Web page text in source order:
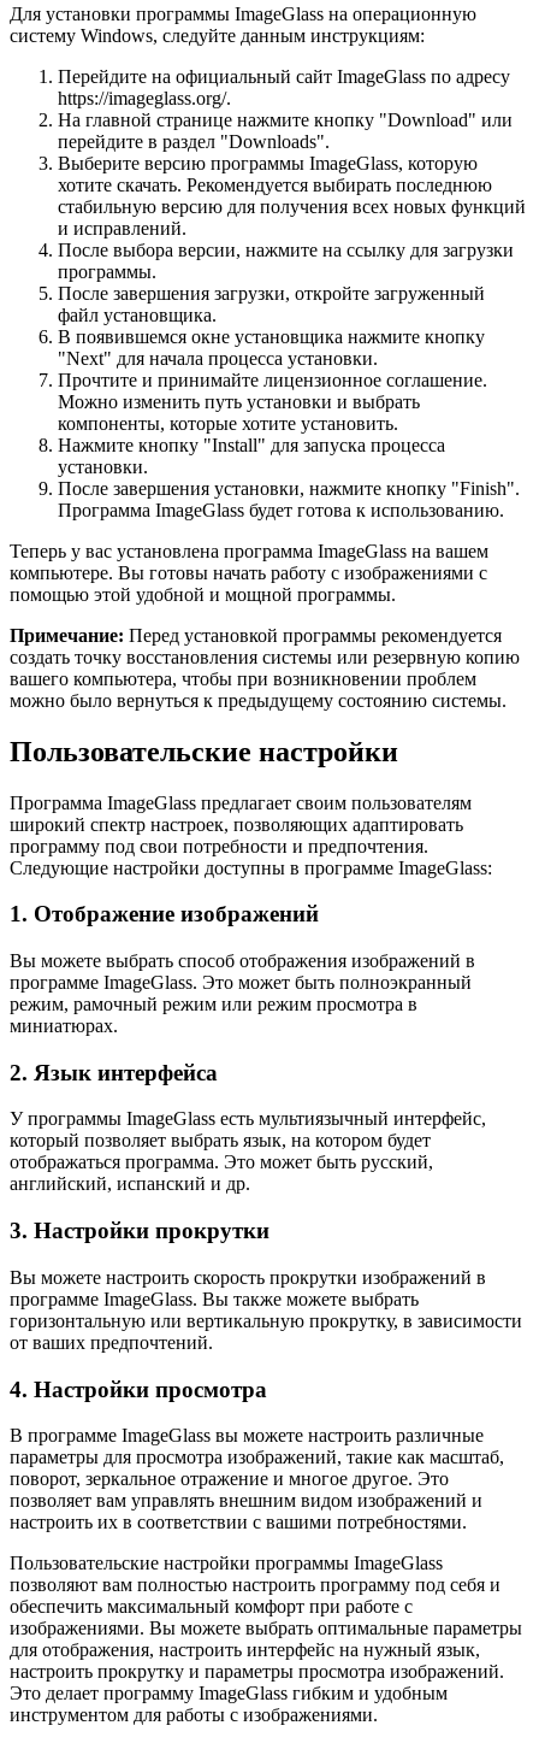
Для установки программы ImageGlass на операционную
систему Windows, следуйте данным инструкциям:
Перейдите на официальный сайт ImageGlass по адресу
https://imageglass.org/.
На главной странице нажмите кнопку "Download" или
перейдите в раздел "Downloads".
Выберите версию программы ImageGlass, которую
хотите скачать. Рекомендуется выбирать последнюю
стабильную версию для получения всех новых функций
и исправлений.
После выбора версии, нажмите на ссылку для загрузки
программы.
После завершения загрузки, откройте загруженный
файл установщика.
В появившемся окне установщика нажмите кнопку
"Next" для начала процесса установки.
Прочтите и принимайте лицензионное соглашение.
Можно изменить путь установки и выбрать
компоненты, которые хотите установить.
Нажмите кнопку "Install" для запуска процесса
установки.
После завершения установки, нажмите кнопку "Finish".
Программа ImageGlass будет готова к использованию.
Теперь у вас установлена программа ImageGlass на вашем
компьютере. Вы готовы начать работу с изображениями с
помощью этой удобной и мощной программы.
Примечание: Перед установкой программы рекомендуется
создать точку восстановления системы или резервную копию
вашего компьютера, чтобы при возникновении проблем
можно было вернуться к предыдущему состоянию системы.
Пользовательские настройки
Программа ImageGlass предлагает своим пользователям
широкий спектр настроек, позволяющих адаптировать
программу под свои потребности и предпочтения.
Следующие настройки доступны в программе ImageGlass:
1. Отображение изображений
Вы можете выбрать способ отображения изображений в
программе ImageGlass. Это может быть полноэкранный
режим, рамочный режим или режим просмотра в
миниатюрах.
2. Язык интерфейса
У программы ImageGlass есть мультиязычный интерфейс,
который позволяет выбрать язык, на котором будет
отображаться программа. Это может быть русский,
английский, испанский и др.
3. Настройки прокрутки
Вы можете настроить скорость прокрутки изображений в
программе ImageGlass. Вы также можете выбрать
горизонтальную или вертикальную прокрутку, в зависимости
от ваших предпочтений.
4. Настройки просмотра
В программе ImageGlass вы можете настроить различные
параметры для просмотра изображений, такие как масштаб,
поворот, зеркальное отражение и многое другое. Это
позволяет вам управлять внешним видом изображений и
настроить их в соответствии с вашими потребностями.
Пользовательские настройки программы ImageGlass
позволяют вам полностью настроить программу под себя и
обеспечить максимальный комфорт при работе с
изображениями. Вы можете выбрать оптимальные параметры
для отображения, настроить интерфейс на нужный язык,
настроить прокрутку и параметры просмотра изображений.
Это делает программу ImageGlass гибким и удобным
инструментом для работы с изображениями.